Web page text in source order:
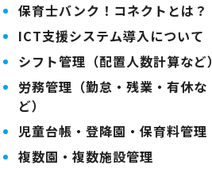
保育士バンク！コネクトとは？
ICT支援システム導入について
シフト管理（配置人数計算など）
労務管理（勤怠・残業・有休な
ど）
児童台帳・登降園・保育料管理
複数園・複数施設管理